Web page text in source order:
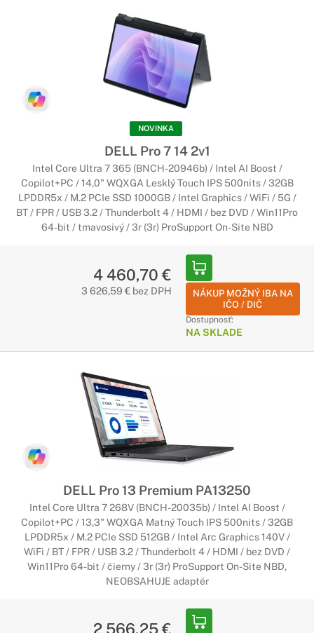
NOVINKA
DELL Pro 7 14 2v1
Intel Core Ultra 7 365 (BNCH-20946b) / Intel AI Boost /
Copilot+PC / 14,0" WQXGA Lesklý Touch IPS 500nits / 32GB
LPDDR5x / M.2 PCIe SSD 1000GB / Intel Graphics / WiFi / 5G /
BT / FPR / USB 3.2 / Thunderbolt 4 / HDMI / bez DVD / Win11Pro
64-bit / tmavosivý / 3r (3r) ProSupport On-Site NBD
4 460,70 €
3 626,59 € bez DPH
NÁKUP MOŽNÝ IBA NA
IČO / DIČ
Dostupnosť:
NA SKLADE
DELL Pro 13 Premium PA13250
Intel Core Ultra 7 268V (BNCH-20035b) / Intel AI Boost /
Copilot+PC / 13,3" WQXGA Matný Touch IPS 500nits / 32GB
LPDDR5x / M.2 PCIe SSD 512GB / Intel Arc Graphics 140V /
WiFi / BT / FPR / USB 3.2 / Thunderbolt 4 / HDMI / bez DVD /
Win11Pro 64-bit / čierny / 3r (3r) ProSupport On-Site NBD,
NEOBSAHUJE adaptér
2 566,25 €